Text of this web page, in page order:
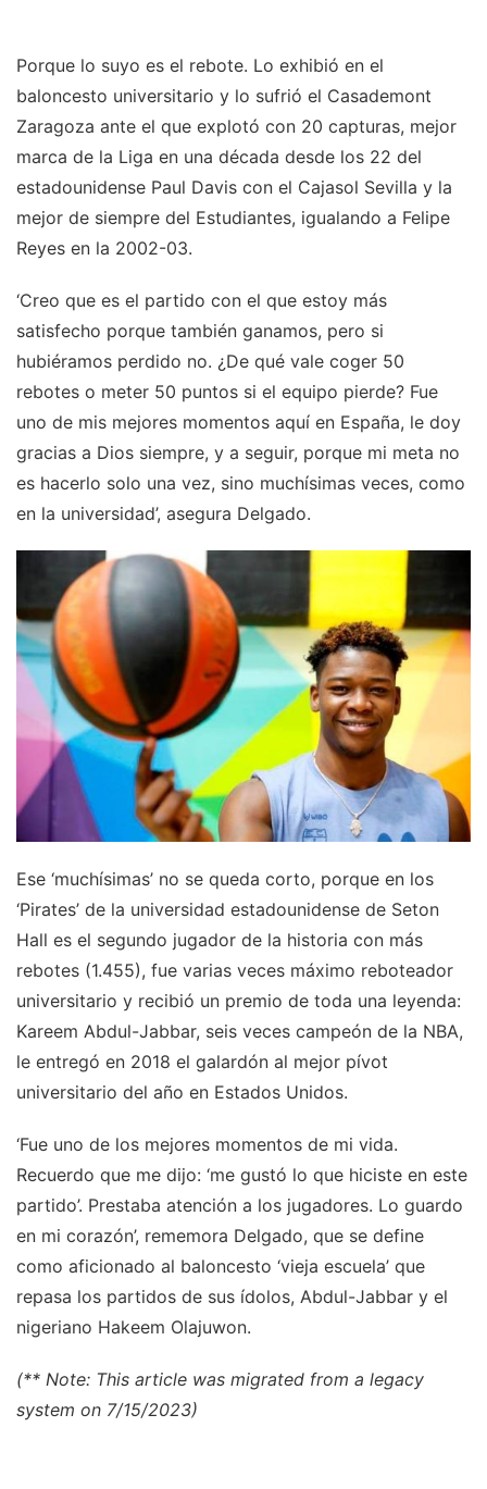
Porque lo suyo es el rebote. Lo exhibió en el
baloncesto universitario y lo sufrió el Casademont
Zaragoza ante el que explotó con 20 capturas, mejor
marca de la Liga en una década desde los 22 del
estadounidense Paul Davis con el Cajasol Sevilla y la
mejor de siempre del Estudiantes, igualando a Felipe
Reyes en la 2002-03.
‘Creo que es el partido con el que estoy más
satisfecho porque también ganamos, pero si
hubiéramos perdido no. ¿De qué vale coger 50
rebotes o meter 50 puntos si el equipo pierde? Fue
uno de mis mejores momentos aquí en España, le doy
gracias a Dios siempre, y a seguir, porque mi meta no
es hacerlo solo una vez, sino muchísimas veces, como
en la universidad’, asegura Delgado.
Ese ‘muchísimas’ no se queda corto, porque en los
‘Pirates’ de la universidad estadounidense de Seton
Hall es el segundo jugador de la historia con más
rebotes (1.455), fue varias veces máximo reboteador
universitario y recibió un premio de toda una leyenda:
Kareem Abdul-Jabbar, seis veces campeón de la NBA,
le entregó en 2018 el galardón al mejor pívot
universitario del año en Estados Unidos.
‘Fue uno de los mejores momentos de mi vida.
Recuerdo que me dijo: ‘me gustó lo que hiciste en este
partido’. Prestaba atención a los jugadores. Lo guardo
en mi corazón’, rememora Delgado, que se define
como aficionado al baloncesto ‘vieja escuela’ que
repasa los partidos de sus ídolos, Abdul-Jabbar y el
nigeriano Hakeem Olajuwon.
(** Note: This article was migrated from a legacy
system on 7/15/2023)